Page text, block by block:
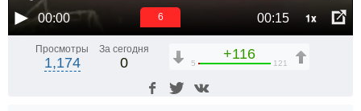
00:00 00:15 1x
5
Просмотры
1,174
За сегодня
0
+116
5 121